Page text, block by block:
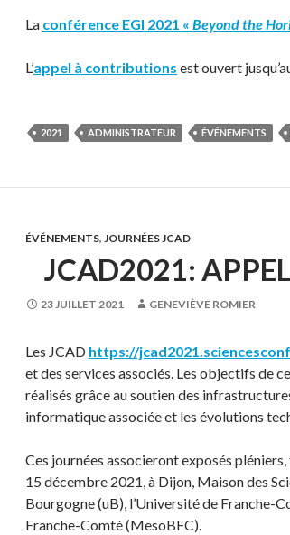
La conférence EGI 2021 « Beyond the
L’appel à contributions est ouvert
2021 ADMINISTRATEUR ÉVÉNEMENTS
ÉVÉNEMENTS, JOURNÉES JCAD
JCAD2021:
23 JUILLET 2021 GENEVIÈVE ROMIER
Les JCAD https://
et des services associés. Les objectifs de
réalisés grâce au soutien des
informatique associée et les évolutions
Ces journées associeront exposés
15 décembre 2021, à Dijon, Maison des
Bourgogne (uB), l’Université de
Franche-Comté (MesoBFC).